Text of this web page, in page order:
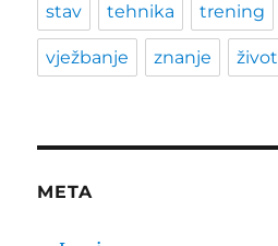
stav tehnika trening
vježbanje znanje život
META